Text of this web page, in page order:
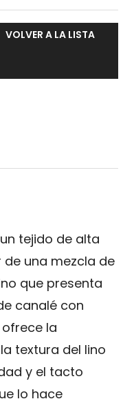
VOLVER A LA LISTA
tejido de alta
una mezcla de
que presenta
canalé con
la
textura del lino
y el tacto
lo hace